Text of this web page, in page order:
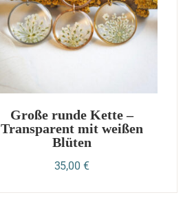
Große runde Kette –
Transparent mit weißen
Blüten
35,00 €